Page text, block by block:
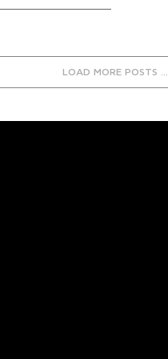
LOAD MORE POSTS